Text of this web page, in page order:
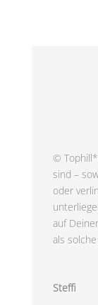
©
sind –
oder
auf
als
Steffi